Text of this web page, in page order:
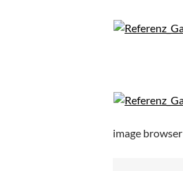
image browser